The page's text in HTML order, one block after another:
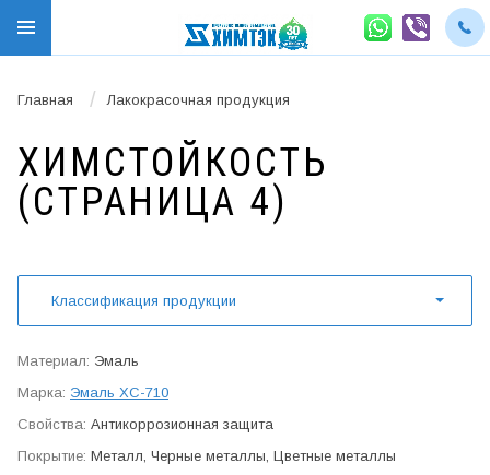
Главная / Лакокрасочная продукция
ХИМ­СТОЙКОСТЬ
(СТРАНИЦА 4)
Классификация продукции
Эмаль
Эмаль ХС-710
Антикор­розионная защита
Металл, Черные металлы, Цветные металлы